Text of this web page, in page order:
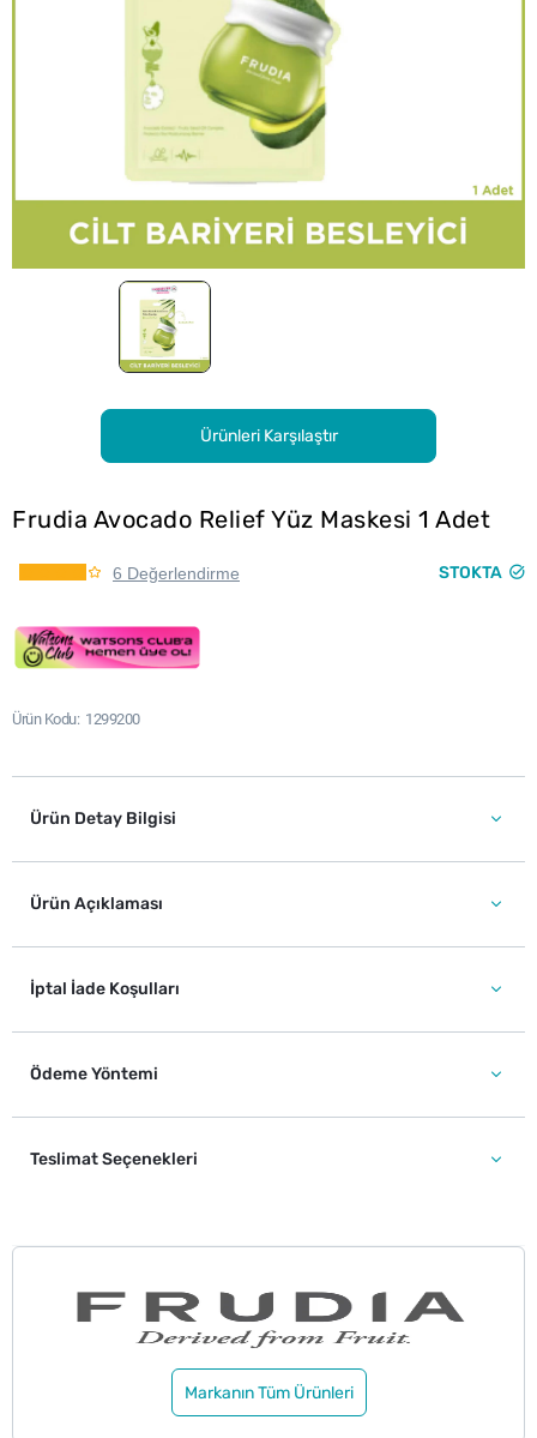
Ürünleri Karşılaştır
Frudia Avocado Relief Yüz Maskesi 1 Adet
6 Değerlendirme STOKTA
Ürün Kodu 1299200
Ürün Detay Bilgisi
Ürün Açıklaması
İptal İade Koşulları
Ödeme Yöntemi
Teslimat Seçenekleri
Markanın Tüm Ürünleri